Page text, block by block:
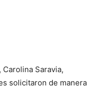
Saravia,
solicitaron de manera